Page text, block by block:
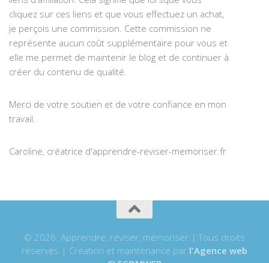
cliquez sur ces liens et que vous effectuez un achat,
je perçois une commission. Cette commission ne
représente aucun coût supplémentaire pour vous et
elle me permet de maintenir le blog et de continuer à
créer du contenu de qualité.
Merci de votre soutien et de votre confiance en mon
travail.
Caroline, créatrice d'apprendre-reviser-memoriser.fr
© 2026. Apprendre, réviser, mémoriser | Tous droits
réservés | Création et maintenance par l'Agence web